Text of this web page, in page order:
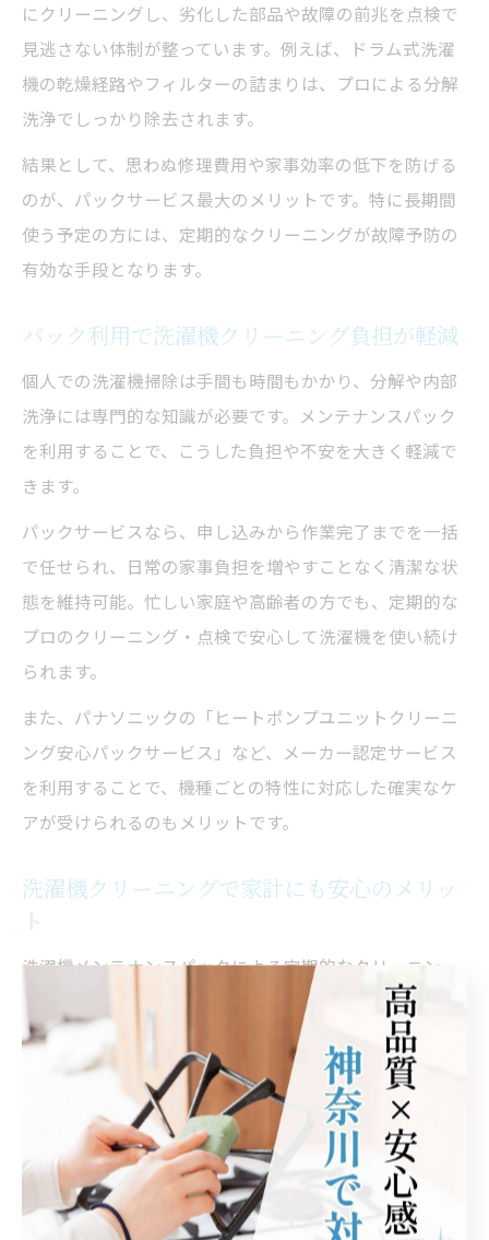
にクリーニングし、劣化した部品や故障の前兆を点検で
見逃さない体制が整っています。例えば、ドラム式洗濯
機の乾燥経路やフィルターの詰まりは、プロによる分解
洗浄でしっかり除去されます。
結果として、思わぬ修理費用や家事効率の低下を防げる
のが、パックサービス最大のメリットです。特に長期間
使う予定の方には、定期的なクリーニングが故障予防の
有効な手段となります。
パック利用で洗濯機クリーニング負担が軽減
個人での洗濯機掃除は手間も時間もかかり、分解や内部
洗浄には専門的な知識が必要です。メンテナンスパック
を利用することで、こうした負担や不安を大きく軽減で
きます。
パックサービスなら、申し込みから作業完了までを一括
で任せられ、日常の家事負担を増やすことなく清潔な状
態を維持可能。忙しい家庭や高齢者の方でも、定期的な
プロのクリーニング・点検で安心して洗濯機を使い続け
られます。
また、パナソニックの「ヒートポンプユニットクリーニ
ング安心パックサービス」など、メーカー認定サービス
を利用することで、機種ごとの特性に対応した確実なケ
アが受けられるのもメリットです。
洗濯機クリーニングで家計にも安心のメリッ
ト
洗濯機メンテナンスパックによる定期的なクリーニン
グ・点検は、家計面でも大きな安心につながります。な
ぜなら、内部の汚れや部品の劣化を早期に発見できるこ
とで、高額な修理代や突発的な買い替えリスクを未然に
防げるからです。
例えば、分解洗浄を怠るとヒートポンプや乾燥経路の詰
まりが進行し、修理費用が数万円単位になることも。パ
ックサービスを利用すれば、定額で必要なメンテナンス